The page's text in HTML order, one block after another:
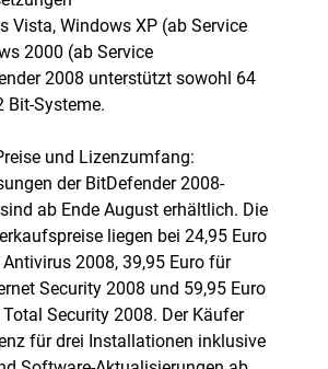
Vista, Windows XP (ab Service
2000 (ab Service
2008 unterstützt sowohl 64
Bit-Systeme.
und Lizenzumfang:
der BitDefender 2008-
ab Ende August erhältlich. Die
liegen bei 24,95 Euro
2008, 39,95 Euro für
Security 2008 und 59,95 Euro
Security 2008. Der Käufer
für drei Installationen inklusive